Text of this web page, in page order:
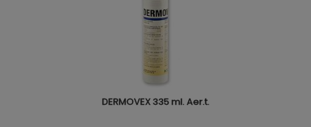
DERMOVEX 335 ml. Aer.t.